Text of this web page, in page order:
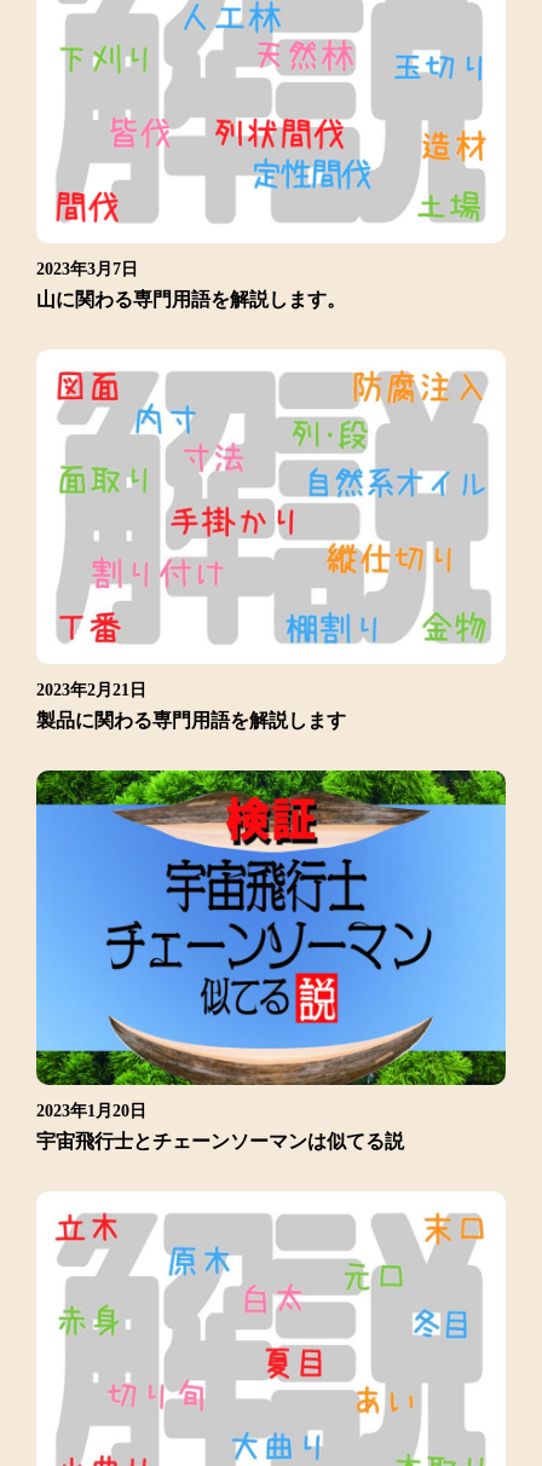
2023年3月7日
山に関わる専門用語を解説します。
2023年2月21日
製品に関わる専門用語を解説します
2023年1月20日
宇宙飛行士とチェーンソーマンは似てる説